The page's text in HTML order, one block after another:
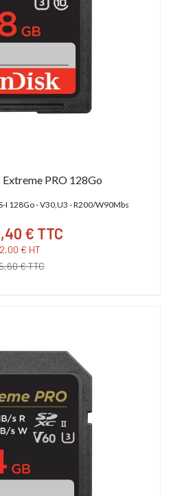
Extreme PRO 128Go
I 128Go - V30,U3 - R200/W90Mbs
€ TTC
€ HT
€ TTC